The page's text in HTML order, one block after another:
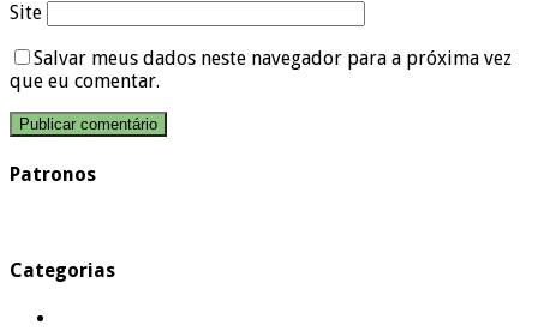
Site
Salvar meus dados neste navegador para a próxima vez
que eu comentar.
Patronos
Categorias